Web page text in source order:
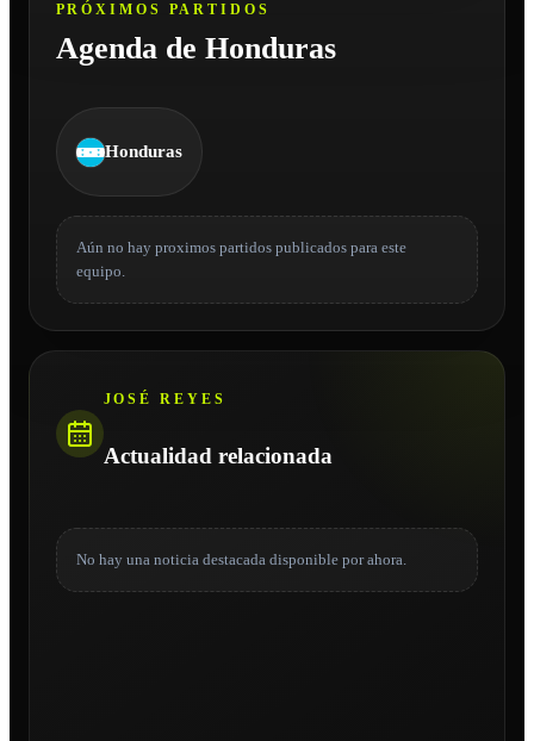
PRÓXIMOS PARTIDOS
Agenda de Honduras
Honduras
Aún no hay proximos partidos publicados para este
equipo.
JOSÉ REYES
Actualidad relacionada
No hay una noticia destacada disponible por ahora.